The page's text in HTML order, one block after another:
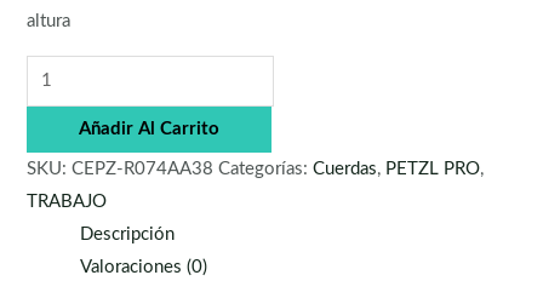
altura
Añadir Al Carrito
SKU:CEPZ-R074AA38 Categorías:Cuerdas, PETZL PRO,
TRABAJO
Descripción
Valoraciones (0)